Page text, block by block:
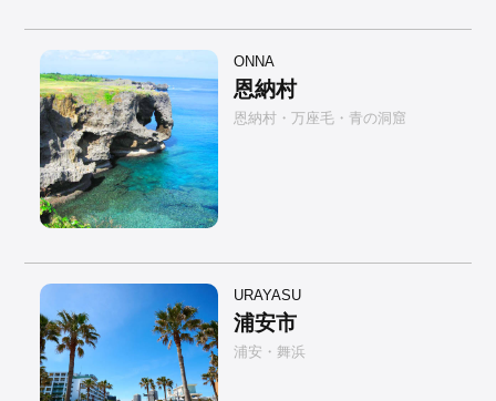
ONNA
恩納村
恩納村・万座毛・青の洞窟
URAYASU
浦安市
浦安・舞浜